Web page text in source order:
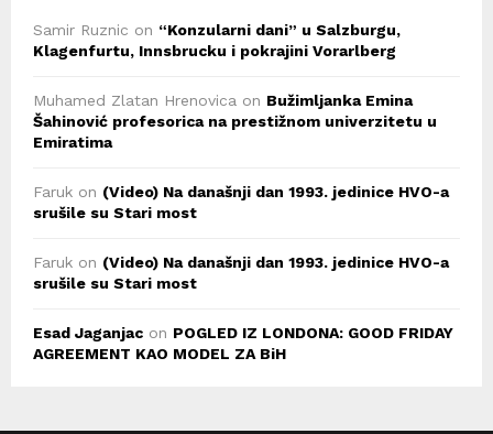
Samir Ruznic on “Konzularni dani” u Salzburgu,
Klagenfurtu, Innsbrucku i pokrajini Vorarlberg
Muhamed Zlatan Hrenovica on Bužimljanka Emina
Šahinović profesorica na prestižnom univerzitetu u
Emiratima
Faruk on (Video) Na današnji dan 1993. jedinice HVO-a
srušile su Stari most
Faruk on (Video) Na današnji dan 1993. jedinice HVO-a
srušile su Stari most
Esad Jaganjac on POGLED IZ LONDONA: GOOD FRIDAY
AGREEMENT KAO MODEL ZA BiH